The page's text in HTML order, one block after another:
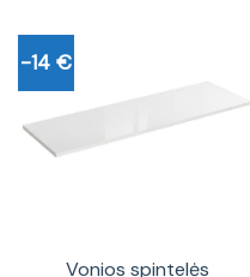
-14 €
Vonios spintelės